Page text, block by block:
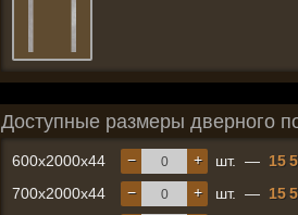
Доступные размеры дверного
600x2000x44 +
− шт. — 15
700x2000x44 +
− шт. — 15